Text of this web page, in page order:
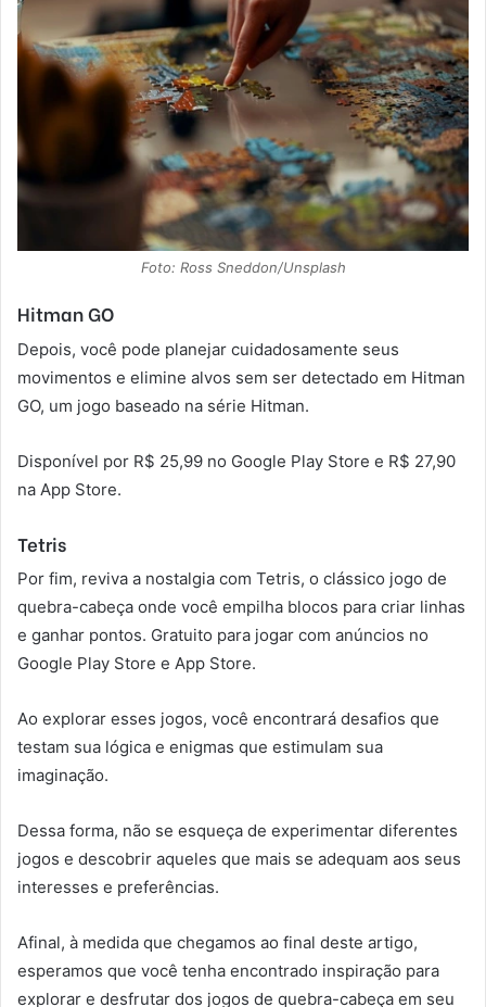
Foto: Ross Sneddon/Unsplash
Hitman GO
Depois, você pode planejar cuidadosamente seus
movimentos e elimine alvos sem ser detectado em Hitman
GO, um jogo baseado na série Hitman.
Disponível por R$ 25,99 no Google Play Store e R$ 27,90
na App Store.
Tetris
Por fim, reviva a nostalgia com Tetris, o clássico jogo de
quebra-cabeça onde você empilha blocos para criar linhas
e ganhar pontos. Gratuito para jogar com anúncios no
Google Play Store e App Store.
Ao explorar esses jogos, você encontrará desafios que
testam sua lógica e enigmas que estimulam sua
imaginação.
Dessa forma, não se esqueça de experimentar diferentes
jogos e descobrir aqueles que mais se adequam aos seus
interesses e preferências.
Afinal, à medida que chegamos ao final deste artigo,
esperamos que você tenha encontrado inspiração para
explorar e desfrutar dos jogos de quebra-cabeça em seu